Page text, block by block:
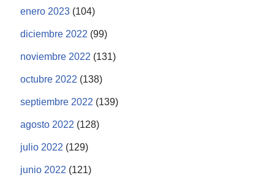
enero 2023 (104)
diciembre 2022 (99)
noviembre 2022 (131)
octubre 2022 (138)
septiembre 2022 (139)
agosto 2022 (128)
julio 2022 (129)
junio 2022 (121)